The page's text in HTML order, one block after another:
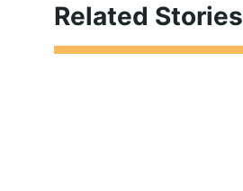
Related Stories